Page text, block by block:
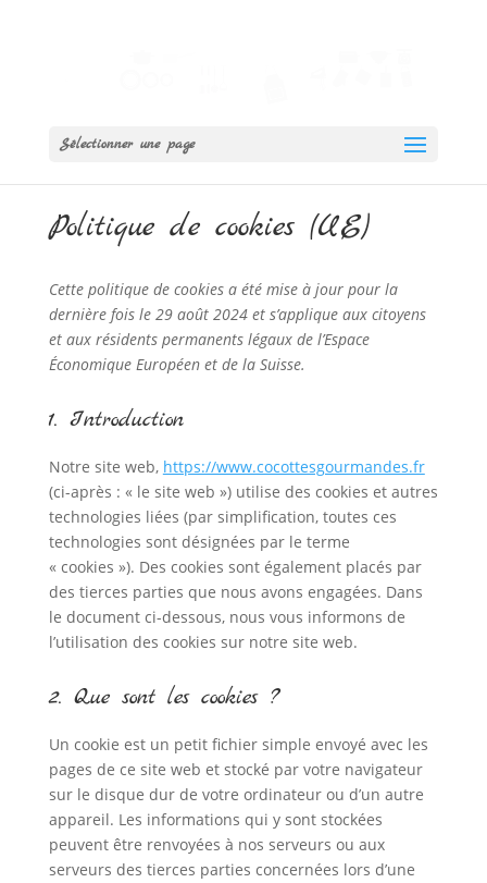
Sélectionner une page
Politique de cookies (UE)
Cette politique de cookies a été mise à jour pour la
dernière fois le 29 août 2024 et s’applique aux citoyens
et aux résidents permanents légaux de l’Espace
Économique Européen et de la Suisse.
1. Introduction
Notre site web, https://www.cocottesgourmandes.fr
(ci-après : « le site web ») utilise des cookies et autres
technologies liées (par simplification, toutes ces
technologies sont désignées par le terme
« cookies »). Des cookies sont également placés par
des tierces parties que nous avons engagées. Dans
le document ci-dessous, nous vous informons de
l’utilisation des cookies sur notre site web.
2. Que sont les cookies ?
Un cookie est un petit fichier simple envoyé avec les
pages de ce site web et stocké par votre navigateur
sur le disque dur de votre ordinateur ou d’un autre
appareil. Les informations qui y sont stockées
peuvent être renvoyées à nos serveurs ou aux
serveurs des tierces parties concernées lors d’une